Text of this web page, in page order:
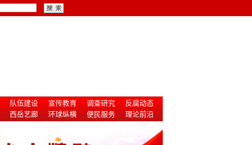
队伍建设 宣传教育 调查研究
反腐动态
西岳艺廊 环球纵横 便民服务
理论前沿